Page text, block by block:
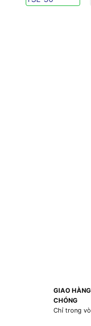
GIAO
CHÓNG
Chỉ trong